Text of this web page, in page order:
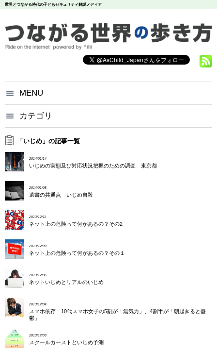
世界とつながる時代の子どもセキュリティ解説メディア
MENU
つながる世界の歩き方とは？
カテゴリ
いじめ
犯罪
炎上
調査データ
「いじめ」の記事一覧
2014/01/14
いじめの実態及び対応状況把握のための調査 東京都
2014/01/08
遺書の共通点 いじめ自殺
2013/12/11
ネット上の危険って何があるの？その2
2013/12/09
ネット上の危険って何があるの？その１
2013/12/06
ネットいじめとリアルのいじめ
2013/12/04
スマホ依存 10代スマホ女子の5割が「無気力」、4割半が「朝起きると憂
鬱」
2013/12/03
スクールカーストといじめ予測